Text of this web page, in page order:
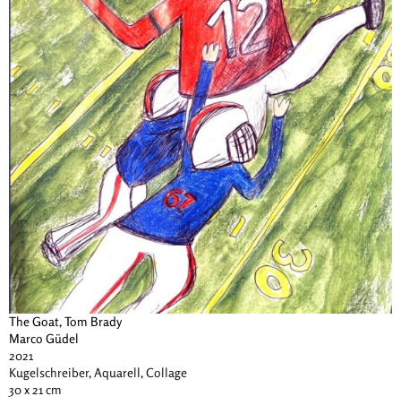
The Goat, Tom Brady
Marco Güdel
2021
Kugelschreiber, Aquarell, Collage
30 x 21 cm